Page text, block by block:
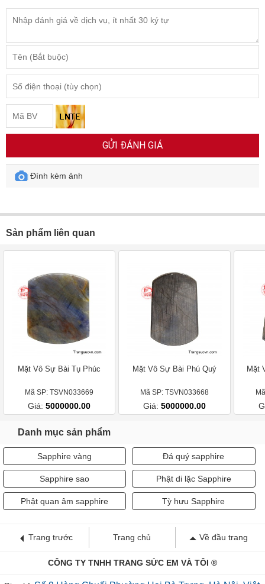
GỬI ĐÁNH GIÁ
Đính kèm ảnh
Sản phẩm liên quan
Mặt Vô Sự Bài Tụ Phúc
Mã SP: TSVN033669
Giá: 5000000.00
Mặt Vô Sự Bài Phú Quý
Mã SP: TSVN033668
Giá: 5000000.00
Mặt
Danh mục sản phẩm
Sapphire vàng Đá quý sapphire
Sapphire sao Phật di lặc Sapphire
Phật quan âm sapphire Tỳ hưu Sapphire
Trang trước Trang chủ Về đầu trang
CÔNG TY TNHH TRANG SỨC EM VÀ TÔI ®